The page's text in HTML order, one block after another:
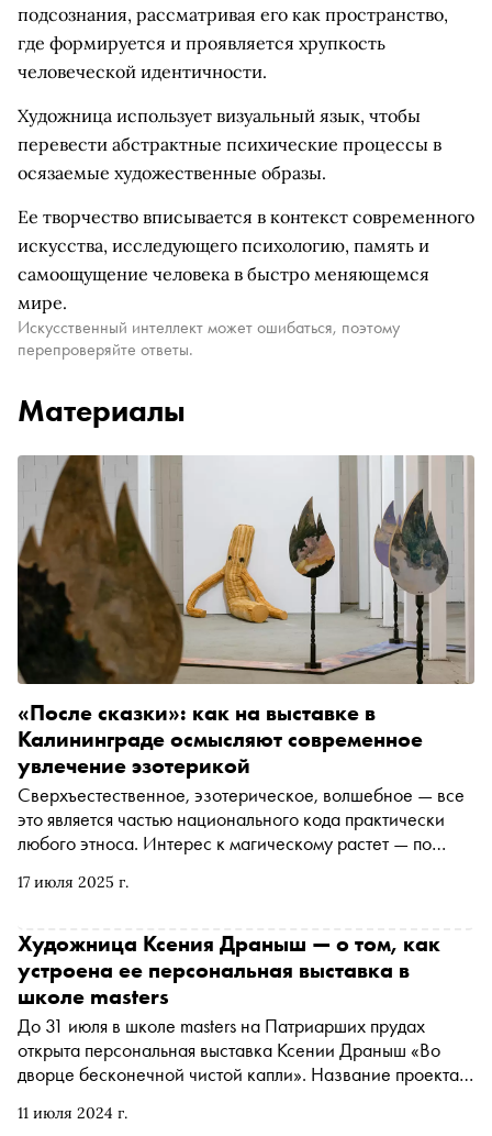
подсознания, рассматривая его как пространство,
где формируется и проявляется хрупкость
человеческой идентичности.
Художница использует визуальный язык, чтобы
перевести абстрактные психические процессы в
осязаемые художественные образы.
Ее творчество вписывается в контекст современного
искусства, исследующего психологию, память и
самоощущение человека в быстро меняющемся
мире.
Искусственный интеллект может ошибаться, поэтому
перепроверяйте ответы.
Материалы
17 июля 2025 г.
«После сказки»: как на выставке в
Калининграде осмысляют современное
увлечение эзотерикой
Сверхъестественное, эзотерическое, волшебное — все
это является частью национального кода практически
любого этноса. Интерес к магическому растет — по
увлеченных эзотерикой выросла с 7 млн человек в 2023
служившие попыткой объяснить природные явления и
место человека в жизни, настолько крепки в
человеческом сознании, что продолжают принимать
новые формы даже в век технологий. Как это отражается
в современном искусстве и каким образом выставка
«После сказки. Сопротивление очарованию» в
Калининграде подводит своеобразную черту под нуждой
человека в эзотерических нарративах, разобрался
11 июля 2024 г.
Художница Ксения Драныш — о том, как
устроена ее персональная выставка в
школе masters
До 31 июля в школе masters на Патриарших прудах
открыта персональная выставка Ксении Драныш «Во
дворце бесконечной чистой капли». Название проекта
ставшей особо значимой в творчестве художницы после